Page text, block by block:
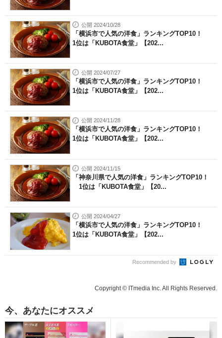
公開 2024/10/28
「横浜市で人気の洋食」ランキングTOP10！
1位は「KUBOTA食堂」【202...
公開 2024/07/27
「横浜市で人気の洋食」ランキングTOP10！
1位は「KUBOTA食堂」【202...
公開 2024/11/28
「横浜市で人気の洋食」ランキングTOP10！
1位は「KUBOTA食堂」【202...
公開 2024/11/15
「神奈川県で人気の洋食」ランキングTOP10！
1位は「KUBOTA食堂」【20...
公開 2024/04/27
「横浜市で人気の洋食」ランキングTOP10！
1位は「KUBOTA食堂」【202...
Recommended by
Copyright © ITmedia Inc. All Rights Reserved.
今、あなたにオススメ